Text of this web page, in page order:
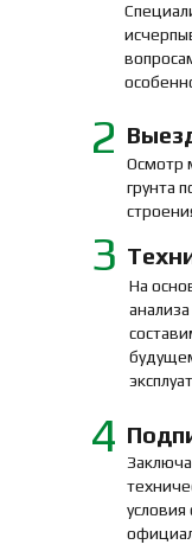
Осмотр
грунта
2
На
3
4